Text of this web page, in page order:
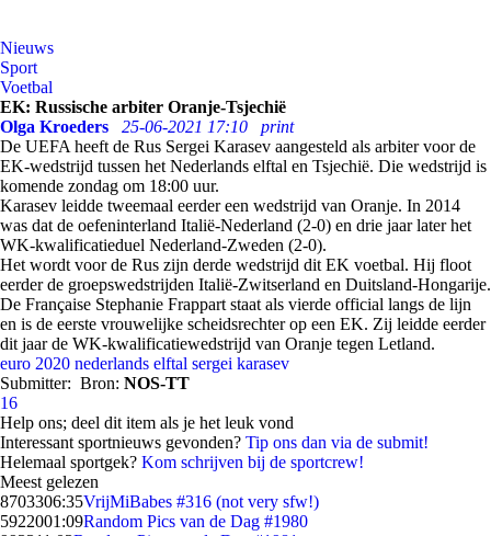
Nieuws
Sport
Voetbal
EK: Russische arbiter Oranje-Tsjechië
Olga Kroeders
25-06-2021 17:10
print
De UEFA heeft de Rus Sergei Karasev aangesteld als arbiter voor de
EK-wedstrijd tussen het Nederlands elftal en Tsjechië. Die wedstrijd is
komende zondag om 18:00 uur.
Karasev leidde tweemaal eerder een wedstrijd van Oranje. In 2014
was dat de oefeninterland Italië-Nederland (2-0) en drie jaar later het
WK-kwalificatieduel Nederland-Zweden (2-0).
Het wordt voor de Rus zijn derde wedstrijd dit EK voetbal. Hij floot
eerder de groepswedstrijden Italië-Zwitserland en Duitsland-Hongarije.
De Française Stephanie Frappart staat als vierde official langs de lijn
en is de eerste vrouwelijke scheidsrechter op een EK. Zij leidde eerder
dit jaar de WK-kwalificatiewedstrijd van Oranje tegen Letland.
euro 2020 nederlands elftal sergei karasev
Submitter: Bron: NOS-TT
16
Help ons; deel dit item als je het leuk vond
Interessant sportnieuws gevonden? Tip ons dan via de submit!
Helemaal sportgek? Kom schrijven bij de sportcrew!
Meest gelezen
8703306:35VrijMiBabes #316 (not very sfw!)
5922001:09Random Pics van de Dag #1980